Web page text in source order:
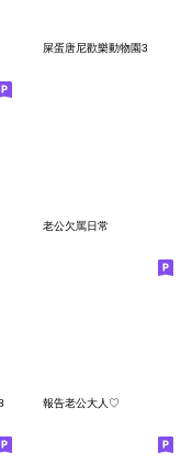
屎蛋唐尼歡樂動物園3
老公欠罵日常
報告老公大人♡